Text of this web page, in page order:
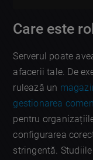
Care este
Serverul poate
afacerii tale. De
rulează un
gestionarea
pentru
configurarea
stringentă.